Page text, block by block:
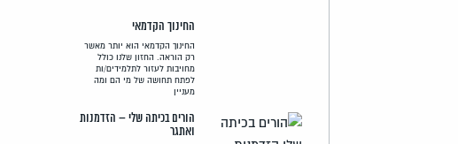
החינוך הקדמאי
החינוך הקדמאי הוא יותר מאשר
רק הוראה. החזון שלנו כולל
מחויבות לעזור לתלמידים/ות
לפתח תחושה של מי הם ומה
מעניין
הורים בכיתה שלי – הזדמנות
ואתגר